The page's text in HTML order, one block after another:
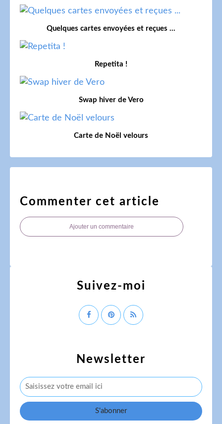
Quelques cartes envoyées et reçues ...
Repetita !
Swap hiver de Vero
Carte de Noël velours
Commenter cet article
Ajouter un commentaire
Newsletter
Suivez-moi